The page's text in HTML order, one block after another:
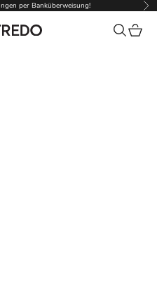
per Banküberweisung! Vor
Suchen